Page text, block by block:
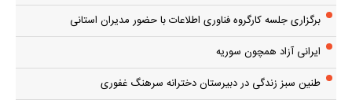
برگزاری جلسه کارگروه فناوری اطلاعات با حضور مدیران استانی
ایرانی آزاد همچون سوریه
طنین سبز زندگی در دبیرستان دخترانه سرهنگ غفوری